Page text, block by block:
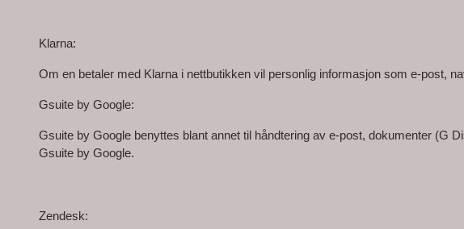
Klarna:
Om en betaler med Klarna i nettbutikken vil personlig informasjon som e-post,
Gsuite by Google:
Gsuite by Google benyttes blant annet til håndtering av e-post, dokumenter
Gsuite by Google.
Zendesk: